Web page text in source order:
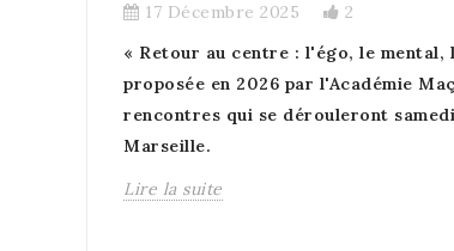
17 Décembre 2025
2
« Retour au centre : l'égo, le
proposée en 2026 par l'Académie
rencontres qui se dérouleront
Marseille.
Lire la suite